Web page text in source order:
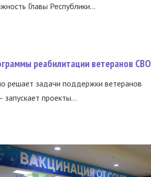
Главы Республики...
реабилитации ветеранов СВО
решает задачи поддержки ветеранов
проекты...